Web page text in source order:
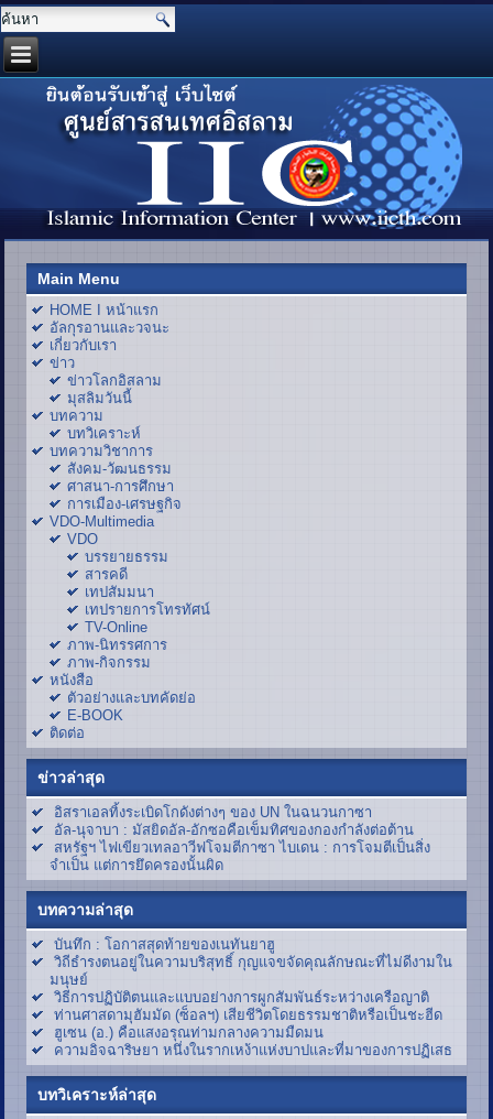
Main Menu
HOME I หน้าแรก
อัลกุรอานและวจนะ
เกี่ยวกับเรา
ข่าว
ข่าวโลกอิสลาม
มุสลิมวันนี้
บทความ
บทวิเคราะห์
บทความวิชาการ
สังคม-วัฒนธรรม
ศาสนา-การศึกษา
การเมือง-เศรษฐกิจ
VDO-Multimedia
VDO
บรรยายธรรม
สารคดี
เทปสัมมนา
เทปรายการโทรทัศน์
TV-Online
ภาพ-นิทรรศการ
ภาพ-กิจกรรม
หนังสือ
ตัวอย่างและบทคัดย่อ
E-BOOK
ติดต่อ
ข่าวล่าสุด
อิสราเอลทิ้งระเบิดโกดังต่างๆ ของ UN ในฉนวนกาซา
อัล-นุจาบา : มัสยิดอัล-อักซอคือเข็มทิศของกองกำลังต่อต้าน
สหรัฐฯ ไฟเขียวเทลอาวีฟโจมตีกาซา ไบเดน : การโจมตีเป็นสิ่ง
จำเป็น แต่การยึดครองนั้นผิด
บทความล่าสุด
บันทึก : โอกาสสุดท้ายของเนทันยาฮู
วิถีธำรงตนอยู่ในความบริสุทธิ์ กุญแจขจัดคุณลักษณะที่ไม่ดีงามใน
มนุษย์
วิธีการปฏิบัติตนและแบบอย่างการผูกสัมพันธ์ระหว่างเครือญาติ
ท่านศาสดามุฮัมมัด (ซ็อลฯ) เสียชีวิตโดยธรรมชาติหรือเป็นชะฮีด
ฮูเซน (อ.) คือแสงอรุณท่ามกลางความมืดมน
ความอิจฉาริษยา หนึ่งในรากเหง้าแห่งบาปและที่มาของการปฏิเสธ
บทวิเคราะห์ล่าสุด